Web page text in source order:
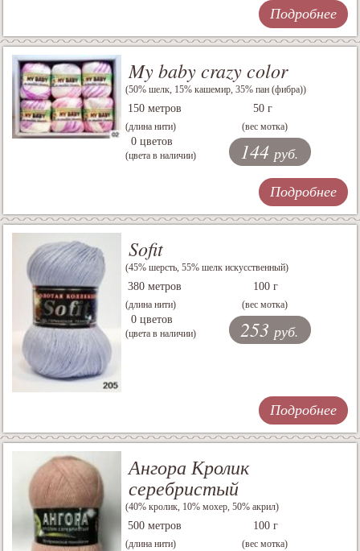
Подробнее
My baby crazy color
(50% шелк, 15% кашемир, 35% пан (фибра))
150 метров
(длина нити)
50 г
(вес мотка)
0 цветов
(цвета в наличии) 144 руб.
Подробнее
Sofit
(45% шерсть, 55% шелк искусственный)
380 метров
(длина нити)
100 г
(вес мотка)
0 цветов
(цвета в наличии) 253 руб.
Подробнее
Ангора Кролик
серебристый
(40% кролик, 10% мохер, 50% акрил)
500 метров
(длина нити)
100 г
(вес мотка)